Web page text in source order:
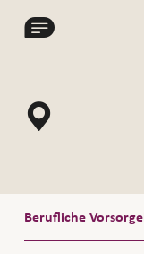
Berufliche